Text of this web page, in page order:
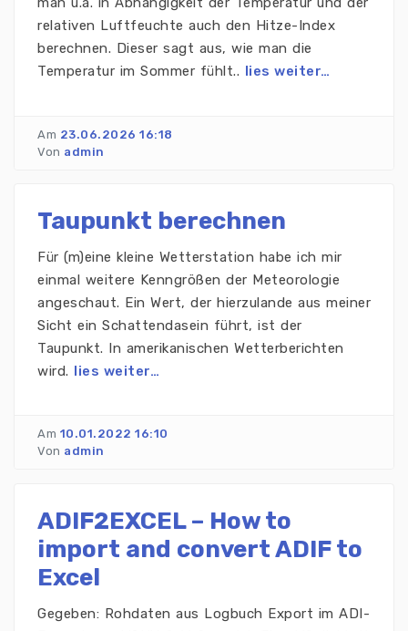
relativen Luftfeuchte auch den Hitze-Index
berechnen. Dieser sagt aus, wie man die
Temperatur im Sommer fühlt.. lies weiter…
Am 23.06.2026 16:18
Von admin
Taupunkt berechnen
Für (m)eine kleine Wetterstation habe ich mir
einmal weitere Kenngrößen der Meteorologie
angeschaut. Ein Wert, der hierzulande aus meiner
Sicht ein Schattendasein führt, ist der
Taupunkt. In amerikanischen Wetterberichten
wird. lies weiter…
Am 10.01.2022 16:10
Von admin
ADIF2EXCEL – How to
import and convert ADIF to
Excel
Gegeben: Rohdaten aus Logbuch Export im ADI-